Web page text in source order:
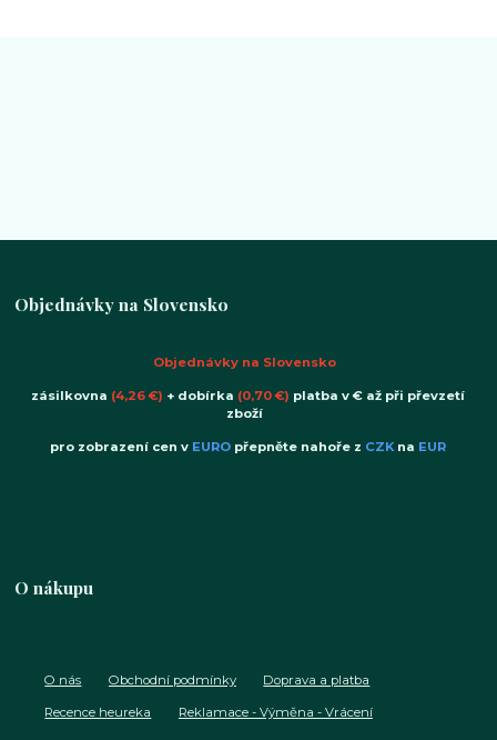
Objednávky na Slovensko
Objednávky na Slovensko
zásilkovna (4,26 €) + dobírka (0,70 €) platba v € až při převzetí
zboží
pro zobrazení cen v EURO přepněte nahoře z CZKna EUR
O nákupu
O nás Obchodní podmínky Doprava a platba
Recence heureka Reklamace - Výměna - Vrácení